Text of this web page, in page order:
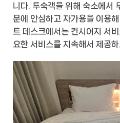
니다. 투숙객을 위해 숙소에서
문에 안심하고 자가용을 이용
트 데스크에서는 컨시어지 서
요한 서비스를 지속해서 제공하